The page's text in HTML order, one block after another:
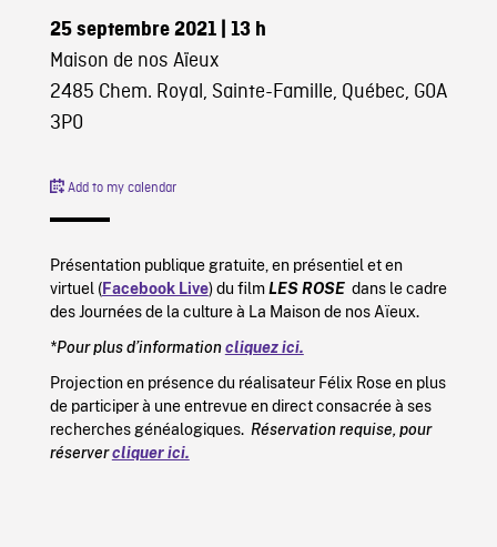
25 septembre 2021| 13 h
Maison de nos Aïeux
2485 Chem. Royal, Sainte-Famille, Québec, G0A
3P0
Add to my calendar
Présentation publique gratuite, en présentiel et en
virtuel (Facebook Live) du filmLES ROSE dans le cadre
des Journées de la culture à La Maison de nos Aïeux.
*Pour plus d’informationcliquez ici.
Projection en présence du réalisateur Félix Rose en plus
de participer à une entrevue en direct consacrée à ses
recherches généalogiques. Réservation requise, pour
réservercliquer ici.